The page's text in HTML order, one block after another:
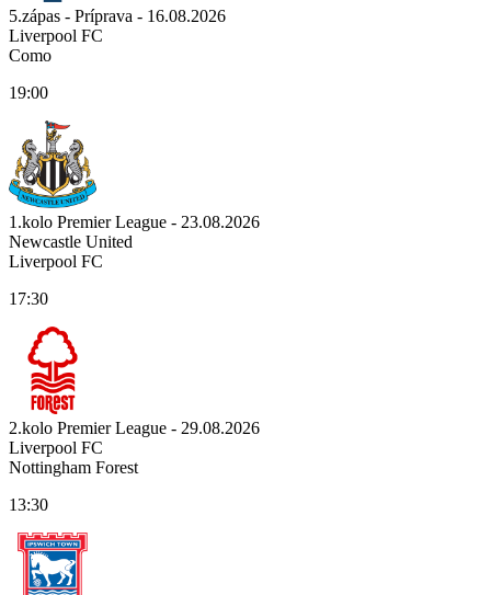
5.zápas - Príprava - 16.08.2026
Liverpool FC
Como
19:00
1.kolo Premier League - 23.08.2026
Newcastle United
Liverpool FC
17:30
2.kolo Premier League - 29.08.2026
Liverpool FC
Nottingham Forest
13:30